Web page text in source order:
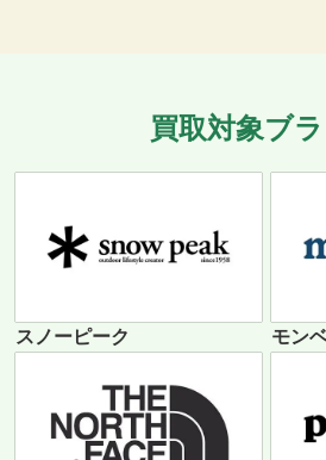
買取対象ブ
スノーピーク モン